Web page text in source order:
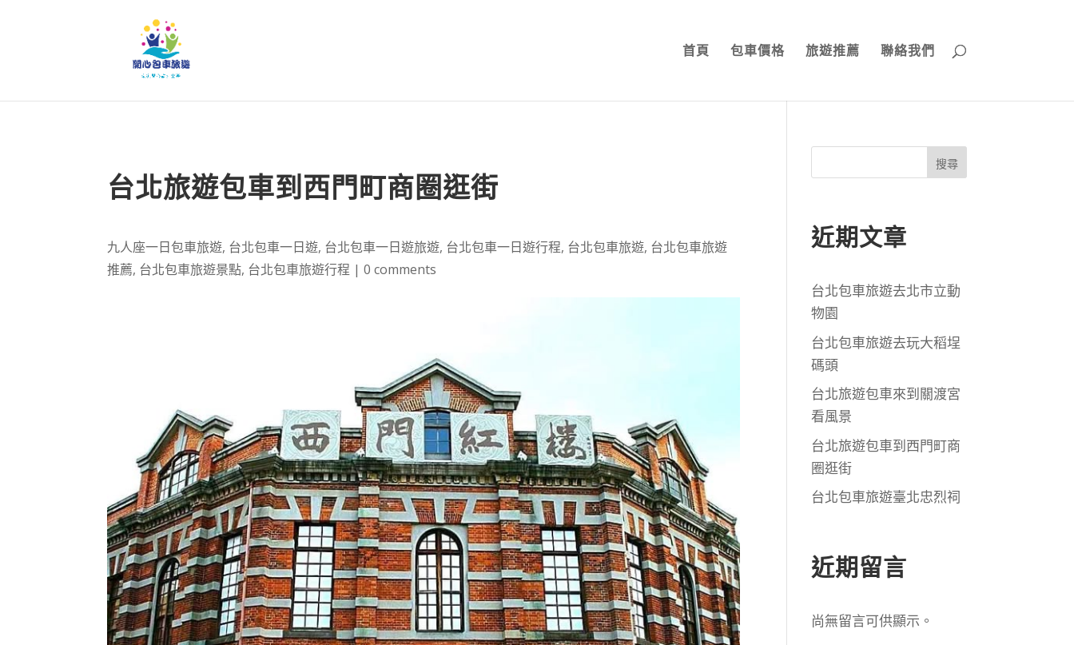
首頁 包車價格 旅遊推薦 聯絡我們
台北旅遊包車到西門町商圈逛街
九人座一日包車旅遊, 台北包車一日遊, 台北包車一日遊旅遊, 台北包車一日遊行程, 台北包車旅遊, 台北包車旅遊
推薦, 台北包車旅遊景點, 台北包車旅遊行程 |0 comments
搜尋
近期文章
台北包車旅遊去北市立動
物園
台北包車旅遊去玩大稻埕
碼頭
台北旅遊包車來到關渡宮
看風景
台北旅遊包車到西門町商
圈逛街
台北包車旅遊臺北忠烈祠
近期留言
尚無留言可供顯示。